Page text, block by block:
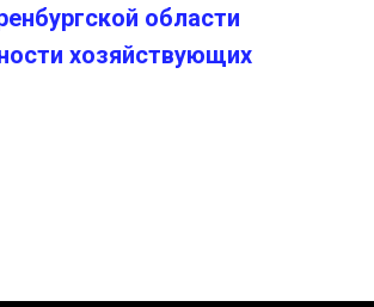
области
хозяйствующих